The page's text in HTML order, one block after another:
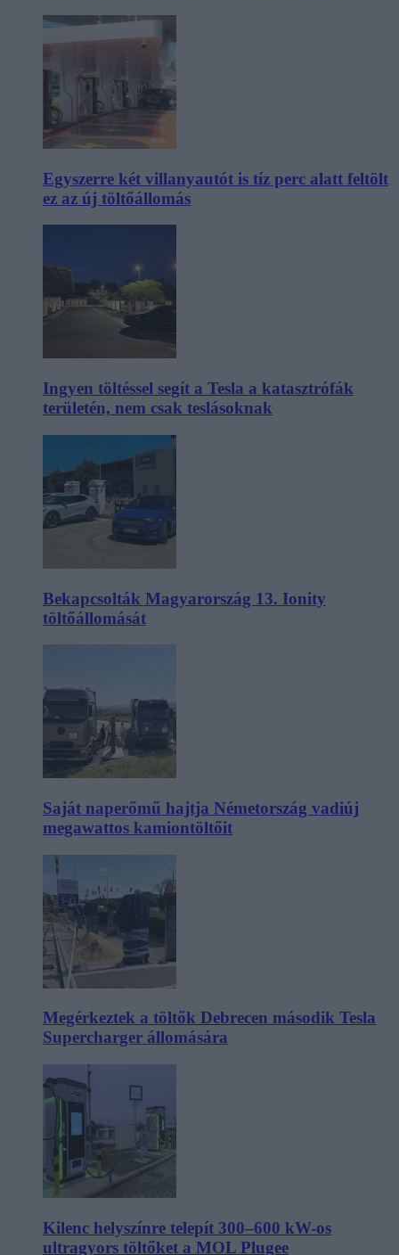
Egyszerre két villanyautót is tíz perc alatt feltölt
ez az új töltőállomás
Ingyen töltéssel segít a Tesla a katasztrófák
területén, nem csak teslásoknak
Bekapcsolták Magyarország 13. Ionity
töltőállomását
Saját naperőmű hajtja Németország vadiúj
megawattos kamiontöltőit
Megérkeztek a töltők Debrecen második Tesla
Supercharger állomására
Kilenc helyszínre telepít 300–600 kW-os
ultragyors töltőket a MOL Plugee